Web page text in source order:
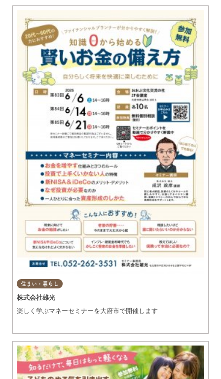
住まい・暮らし
株式会社雄光
楽しく学ぶマネーセミナーを大府市で開催します